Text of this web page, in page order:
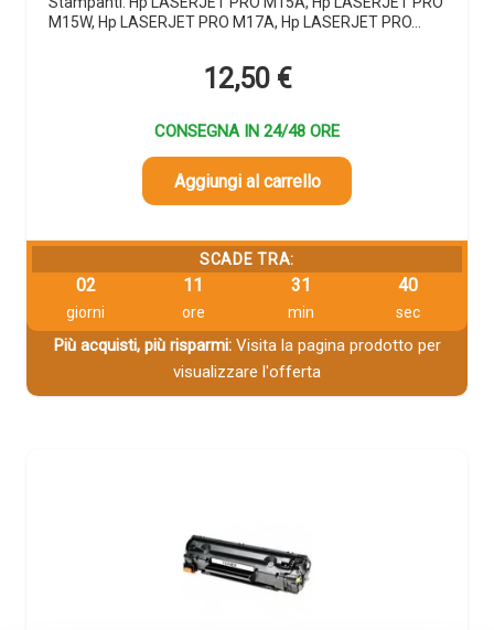
M15W, Hp LASERJET PRO M17A, Hp LASERJET PRO…
12,50 €
CONSEGNA IN 24/48 ORE
Aggiungi al carrello
SCADE TRA:
02
giorni
11
ore
31
min
40
sec
Più acquisti, più risparmi:Visita la pagina prodotto per
visualizzare l'offerta